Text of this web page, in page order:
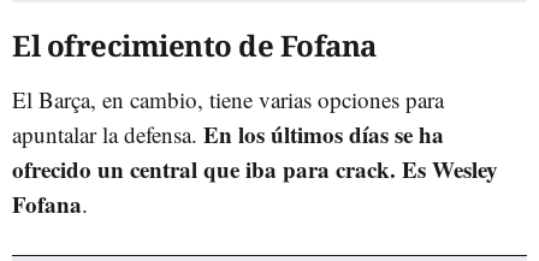
El ofrecimiento de Fofana
El Barça, en cambio, tiene varias opciones para
apuntalar la defensa. En los últimos días se ha
ofrecido un central que iba para crack. Es Wesley
Fofana.